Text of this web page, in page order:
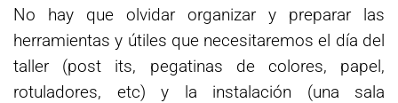
No hay que olvidar organizar y preparar las
herramientas y útiles que necesitaremos el día del
taller (post its, pegatinas de colores, papel,
rotuladores, etc) y la instalación (una sala